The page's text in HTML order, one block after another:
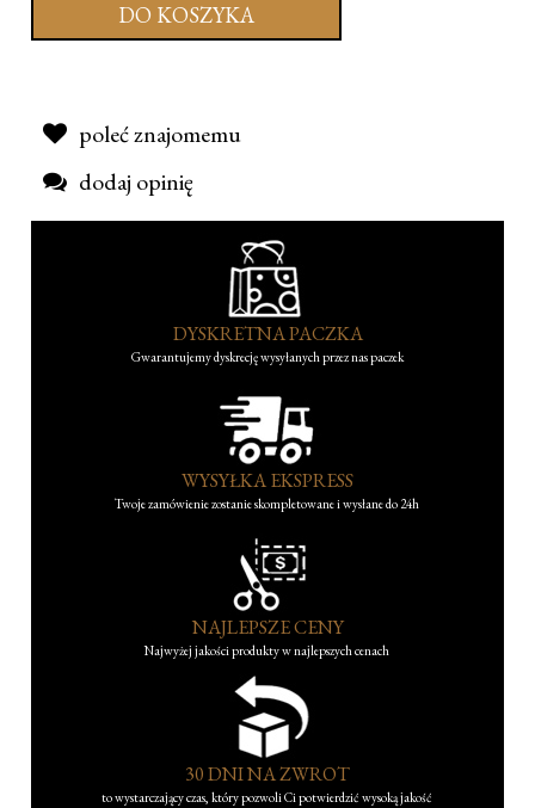
DO KOSZYKA
poleć znajomemu
dodaj opinię
DYSKRETNA PACZKA
Gwarantujemy dyskrecję wysyłanych przez nas paczek
WYSYŁKA EKSPRESS
Twoje zamówienie zostanie skompletowane i wysłane do 24h
NAJLEPSZE CENY
Najwyżej jakości produkty w najlepszych cenach
30 DNI NA ZWROT
to wystarczający czas, który pozwoli Ci potwierdzić wysoką jakość